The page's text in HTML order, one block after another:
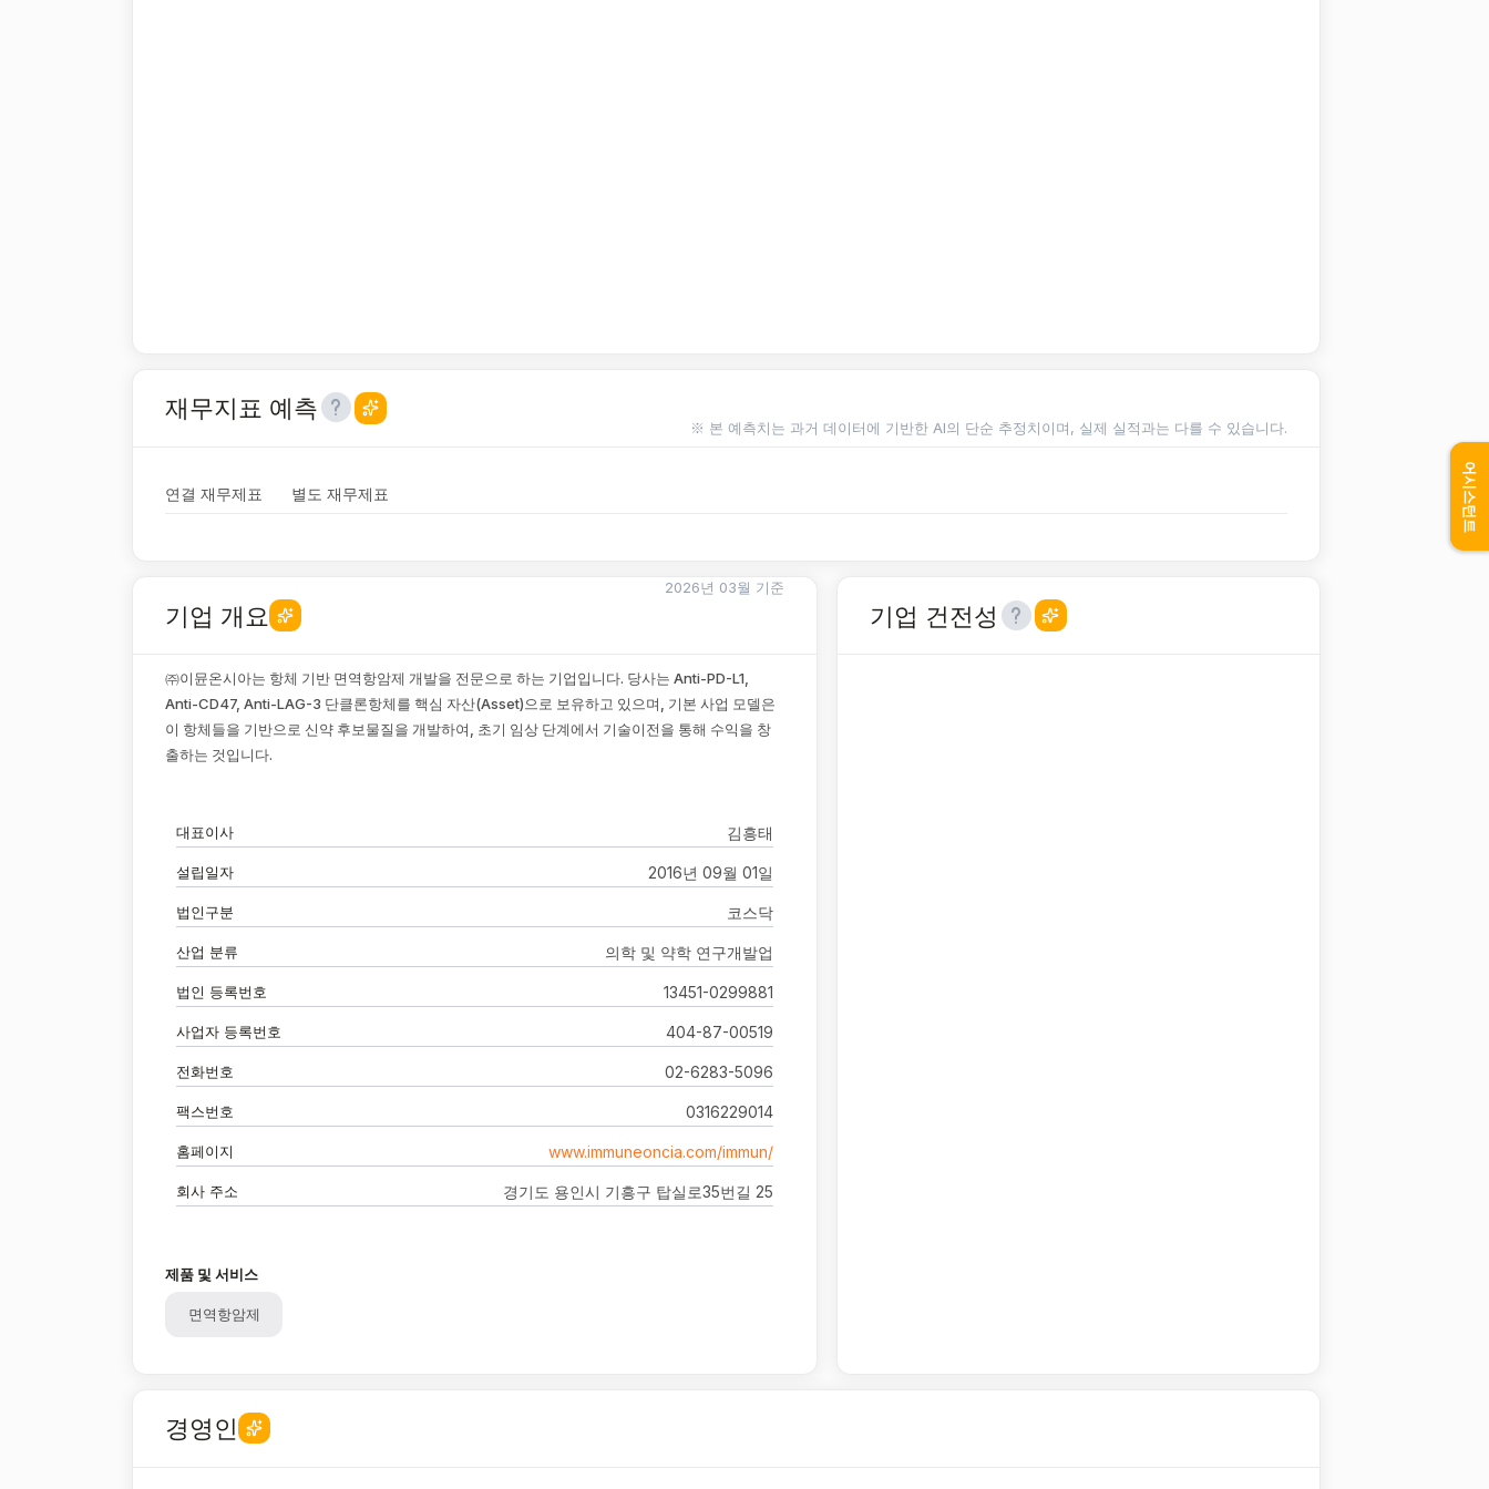
재무지표 예측
※ 본 예측치는 과거 데이터에 기반한 AI의 단순 추정치이며, 실제 실적과는 다를 수 있습니다.
연결 재무제표 별도 재무제표
기업 개요
2026년 03월 기준
㈜이뮨온시아는 항체 기반 면역항암제 개발을 전문으로 하는 기업입니다. 당사는 Anti-PD-L1,
Anti-CD47, Anti-LAG-3 단클론항체를 핵심 자산(Asset)으로 보유하고 있으며, 기본 사업 모델은
이 항체들을 기반으로 신약 후보물질을 개발하여, 초기 임상 단계에서 기술이전을 통해 수익을 창
출하는 것입니다.
대표이사 김흥태
설립일자 2016년 09월 01일
법인구분 코스닥
산업 분류 의학 및 약학 연구개발업
법인 등록번호 13451-0299881
사업자 등록번호 404-87-00519
전화번호 02-6283-5096
팩스번호 0316229014
홈페이지 www.immuneoncia.com/immun/
회사 주소 경기도 용인시 기흥구 탑실로35번길 25
제품 및 서비스
면역항암제
기업 건전성
경영인
어시스턴트